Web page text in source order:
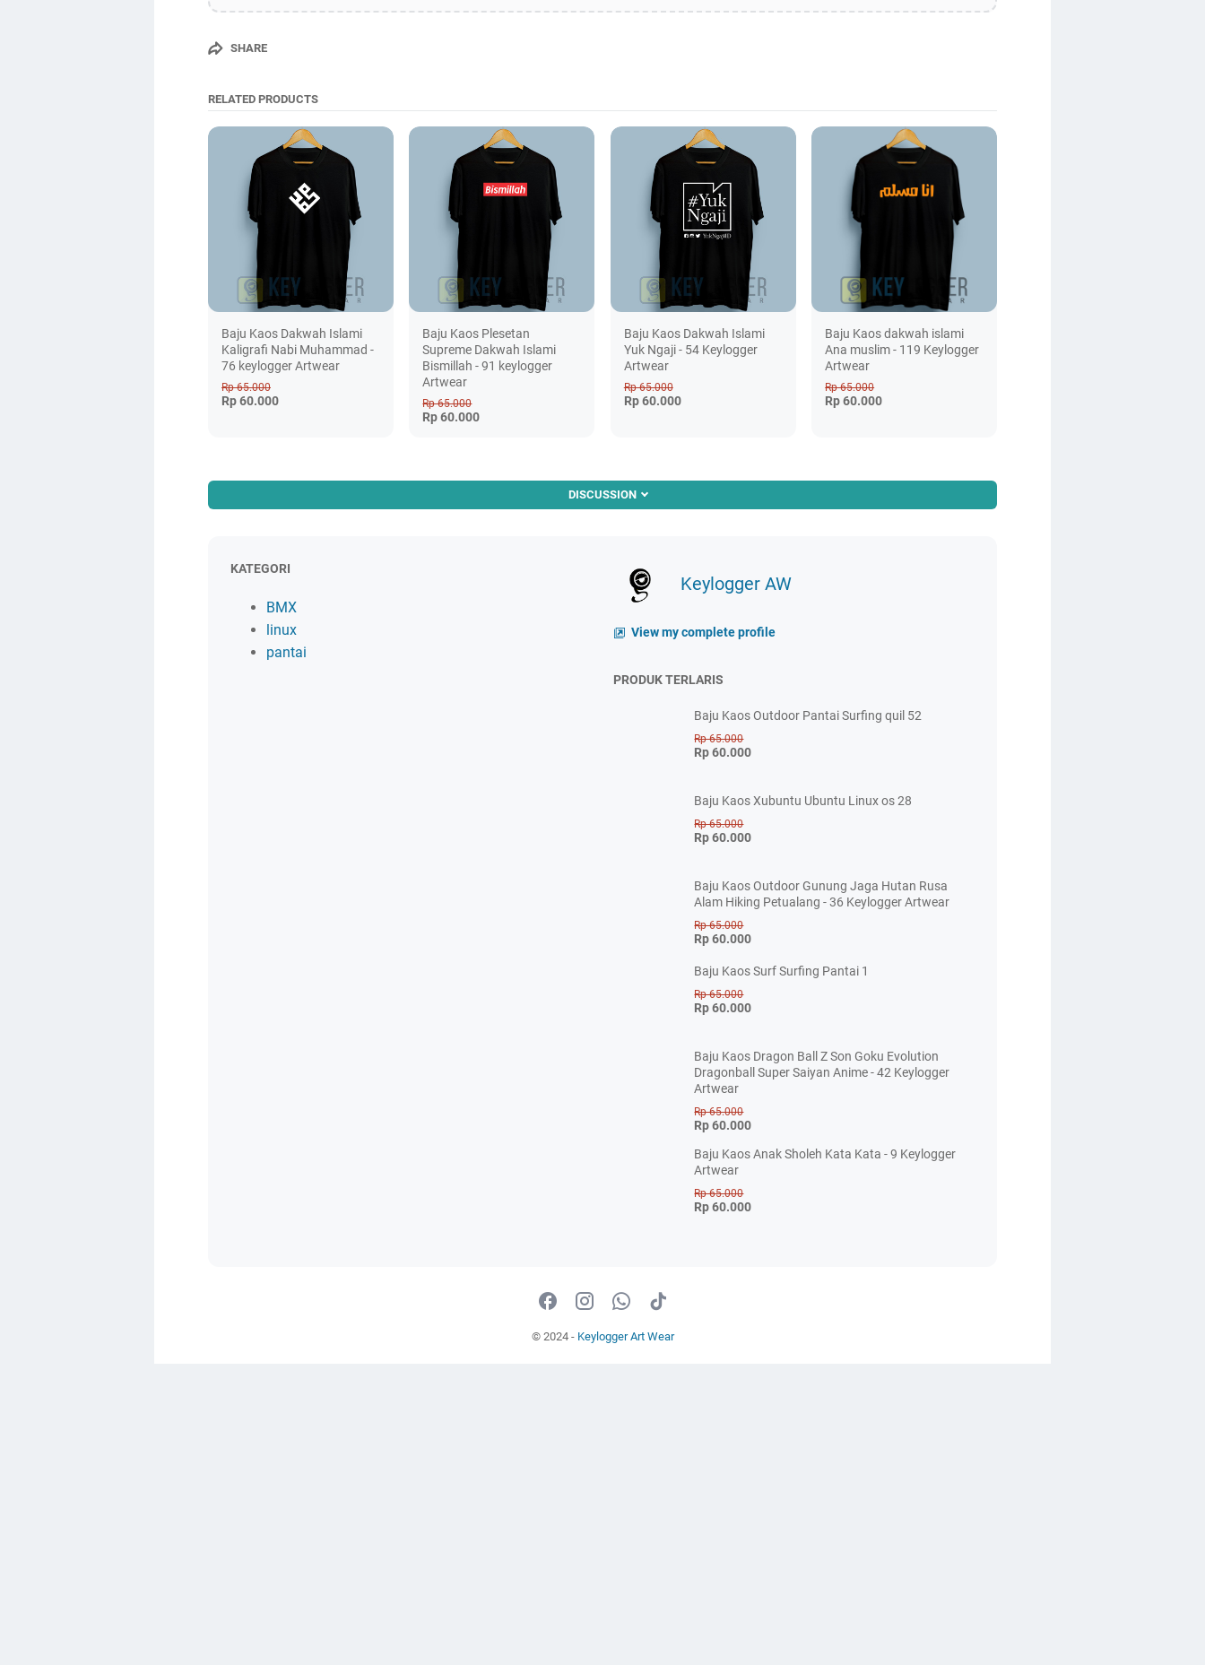
SHARE
RELATED PRODUCTS
Baju Kaos Dakwah Islami
Kaligrafi Nabi Muhammad -
76 keylogger Artwear
Rp 65.000
Rp 60.000
Baju Kaos Plesetan
Supreme Dakwah Islami
Bismillah - 91 keylogger
Artwear
Rp 65.000
Rp 60.000
Baju Kaos Dakwah Islami
Yuk Ngaji - 54 Keylogger
Artwear
Rp 65.000
Rp 60.000
Baju Kaos dakwah islami
Ana muslim - 119 Keylogger
Artwear
Rp 65.000
Rp 60.000
DISCUSSION
KATEGORI
BMX
linux
pantai
Keylogger AW
View my complete profile
PRODUK TERLARIS
Baju Kaos Outdoor Pantai Surfing quil 52
Rp 65.000
Rp 60.000
Baju Kaos Xubuntu Ubuntu Linux os 28
Rp 65.000
Rp 60.000
Baju Kaos Outdoor Gunung Jaga Hutan Rusa
Alam Hiking Petualang - 36 Keylogger Artwear
Rp 65.000
Rp 60.000
Baju Kaos Surf Surfing Pantai 1
Rp 65.000
Rp 60.000
Baju Kaos Dragon Ball Z Son Goku Evolution
Dragonball Super Saiyan Anime - 42 Keylogger
Artwear
Rp 65.000
Rp 60.000
Baju Kaos Anak Sholeh Kata Kata - 9 Keylogger
Artwear
Rp 65.000
Rp 60.000
© 2024 - Keylogger Art Wear